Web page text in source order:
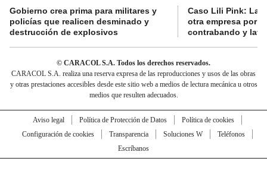
Gobierno crea prima para militares y
policías que realicen desminado y
destrucción de explosivos
Caso Lili Pink: La
otra empresa por
contrabando y
© CARACOL S.A. Todos los derechos reservados.
CARACOL S.A. realiza una reserva expresa de las reproducciones y usos de las obras
y otras prestaciones accesibles desde este sitio web a medios de lectura mecánica u otros
medios que resulten adecuados.
Aviso legal Política de Protección de Datos
Política de cookies
Configuración de cookies
Transparencia Soluciones W
Teléfonos
Escríbanos